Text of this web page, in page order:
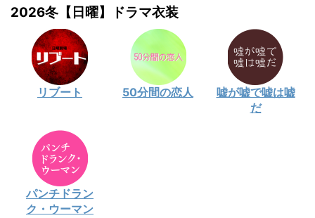
2026冬【日曜】ドラマ衣装
リブート 50分間の恋人
嘘が嘘で嘘は嘘
だ
パンチドラン
ク・ウーマン